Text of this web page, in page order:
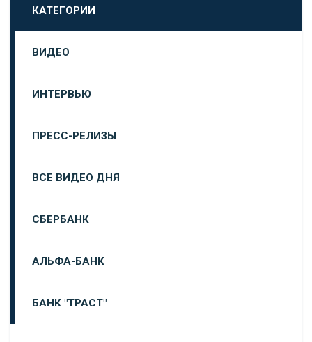
КАТЕГОРИИ
ВИДЕО
ИНТЕРВЬЮ
ПРЕСС-РЕЛИЗЫ
ВСЕ ВИДЕО ДНЯ
СБЕРБАНК
АЛЬФА-БАНК
БАНК "ТРАСТ"